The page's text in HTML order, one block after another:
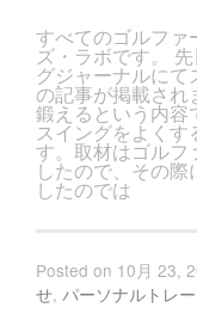
すべてのゴルファ
ズ・ラボです。
グジャーナルに
の記事が掲載され
鍛えるという内容
スイングをよく
す。取材はゴルフ
したので、その
したのでは
Posted on 10月 23,
せ, パーソナルトレ